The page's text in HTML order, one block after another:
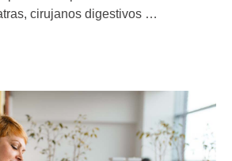
cirujanos digestivos …